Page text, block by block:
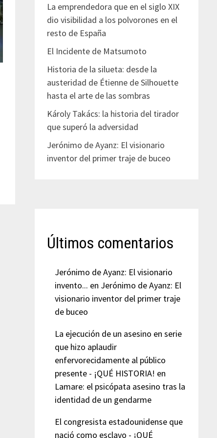
La emprendedora que en el siglo XIX
dio visibilidad a los polvorones en el
resto de España
El Incidente de Matsumoto
Historia de la silueta: desde la
austeridad de Étienne de Silhouette
hasta el arte de las sombras
Károly Takács: la historia del tirador
que superó la adversidad
Jerónimo de Ayanz: El visionario
inventor del primer traje de buceo
Últimos comentarios
Jerónimo de Ayanz: El visionario
invento... en Jerónimo de Ayanz: El
visionario inventor del primer traje
de buceo
La ejecución de un asesino en serie
que hizo aplaudir
enfervorecidamente al público
presente - ¡QUÉ HISTORIA! en
Lamare: el psicópata asesino tras la
identidad de un gendarme
El congresista estadounidense que
nació como esclavo - ¡QUÉ